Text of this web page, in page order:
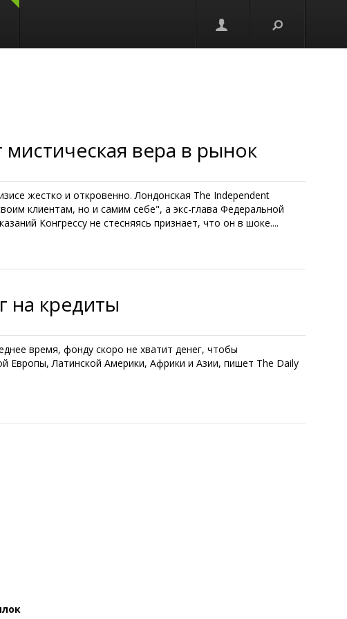
вера в рынок
жестко и откровенно. Лондонская The Independent
клиентам, но и самим себе", а экс-глава Федеральной
Конгрессу не стесняясь признает, что он в шоке....
на кредиты
время, фонду скоро не хватит денег, чтобы
Европы, Латинской Америки, Африки и Азии, пишет The Daily